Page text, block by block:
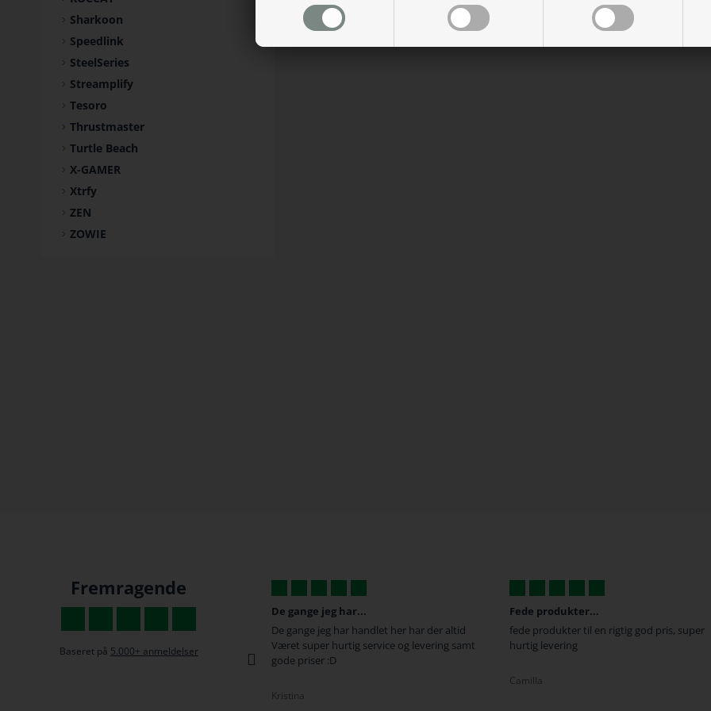
Sharkoon
Speedlink
SteelSeries
Streamplify
Tesoro
Thrustmaster
Turtle Beach
X-GAMER
Xtrfy
ZEN
ZOWIE
Fremragende
Baseret på 5.000+ anmeldelser
De gange jeg har...
De gange jeg har handlet her har der altid
Været super hurtig service og levering samt
gode priser :D
Fede produkter...
fede produkter til en rigtig god pris, super
hurtig levering
Super hurtig
Super hurtig levering og smertefri
behandling når man har spørgsmål. Super